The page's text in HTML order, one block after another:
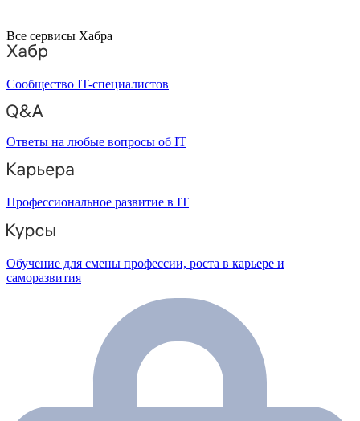
Все сервисы Хабра
Сообщество IT-специалистов
Ответы на любые вопросы об IT
Профессиональное развитие в IT
Обучение для смены профессии, роста в карьере и
саморазвития